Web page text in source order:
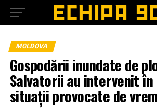
MOLDOVA
Gospodării inundate de
Salvatorii au intervenit în
situații provocate de